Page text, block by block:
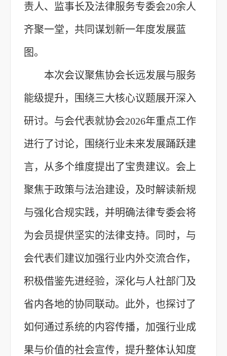
责人、监事长及法律服务专委会20余人
齐聚一堂，共同谋划新一年度发展蓝
图。
本次会议聚焦协会长远发展与服务
能级提升，围绕三大核心议题展开深入
研讨。与会代表就协会2026年重点工作
进行了讨论，围绕行业未来发展踊跃建
言，从多个维度提出了宝贵建议。会上
聚焦于政策与法治建设，及时解读新规
与强化合规实践，并明确法律专委会将
为会员提供坚实的法律支持。同时，与
会代表们建议加强行业内外交流合作，
积极借鉴先进经验，深化与人社部门及
省内各地的协同联动。此外，也探讨了
如何通过系统的内容传播，加强行业成
果与价值的社会宣传，提升整体认知度